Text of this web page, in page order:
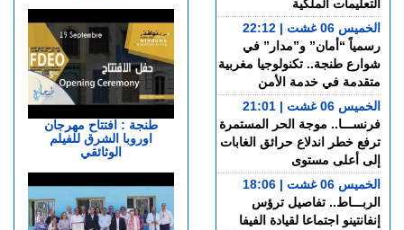
طنجة : افتتاح مهرجان
اوروبا الشرق للفيلم
الوثائقي
التعليمات الملكية
الخميس 06 غشت | 22:12
رسمياً “أمان” و”مدار” في
شوارع طنجة.. تكنولوجيا مغربية
متقدمة في خدمة الأمن
الخميس 06 غشت | 21:01
فرنســـا.. موجة الحر المستمرة
ترفع خطر اندلاع حرائق الغابات
إلى أعلى مستوى
الخميس 06 غشت | 18:06
الربـــاط.. تفاصيل ترؤس
إنفانتينو اجتماعا لقيادة الفيفا